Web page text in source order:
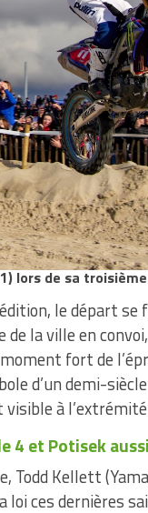
lors de sa
le départ
la ville en
fort de
d’un demi-
visible à
4 et Potisek
Todd Kellett
loi ces dernières